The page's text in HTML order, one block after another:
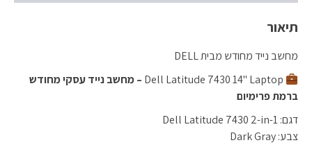
תיאור
מחשב נייד מחודש מבית DELL
Dell Latitude 7430 14" Laptop – מחשב נייד עסקי מחודש
ברמת פרימיום
דגם: Dell Latitude 7430 2-in-1
צבע: Dark Gray